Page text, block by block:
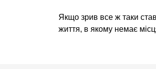
Якщо зрив все ж таки
життя, в якому немає